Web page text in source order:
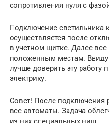
сопротивления нуля с
Подключение светильника
осуществляется после
в учетном щитке. Далее
положенным местам. Ввиду
лучше доверить эту работу
электрику.
Совет! После подключения
все автоматы. Задача
из них специальных ниш.